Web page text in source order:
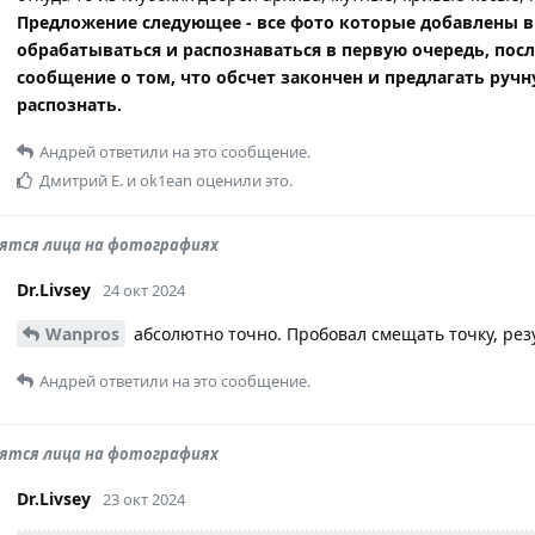
Предложение следующее - все фото которые добавлены
обрабатываться и распознаваться в первую очередь,
сообщение о том, что обсчет закончен и предлагать
распознать.
Андрейответили на это сообщение.
Дмитрий Е. иok1ean оценили это.
лица на фотографиях
Dr.Livsey 24 окт 2024
Wanpros абсолютно точно. Пробовал смещать точку,
Андрейответили на это сообщение.
лица на фотографиях
Dr.Livsey 23 окт 2024